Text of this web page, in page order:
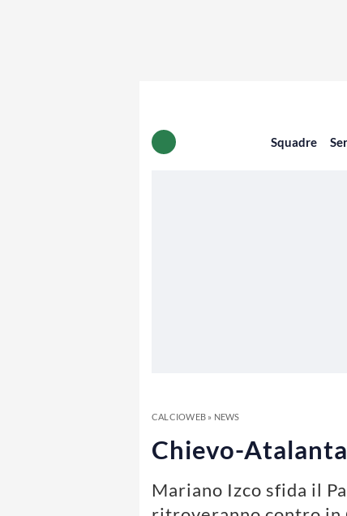
Squadre
CALCIOWEB» NEWS
Chievo-
Mariano Izco sfida il